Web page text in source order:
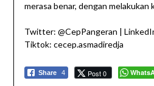
merasa benar, dengan melakukan
Twitter: @CepPangeran |
Tiktok: cecep.asmadiredja
Share 4 Post 0